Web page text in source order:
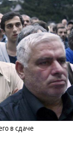
в сдаче